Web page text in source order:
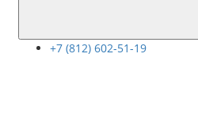
+7 (812) 602-51-19